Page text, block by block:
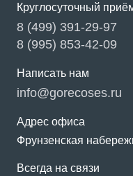
Круглосуточный
8 (499) 391-29-97
8 (995) 853-42-09
Написать нам
info@gorecoses.ru
Адрес офиса
Фрунзенская
Всегда на связи